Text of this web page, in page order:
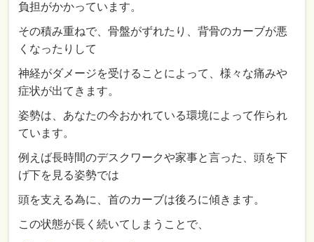
負担がかかっています。
その積み重ねで、骨盤がずれたり、背骨のカーブが悪
くなったりして
神経がダメージを受けることによって、様々な痛みや
症状が出てきます。
姿勢は、あなたの今おかれている環境によって作られ
ています。
例えば長時間のデスクワークや家事と言った、頭を下
げ下を見る姿勢では
頭を支える為に、首のカーブは後ろに傾きます。
この状態が長く続いてしまうことで、